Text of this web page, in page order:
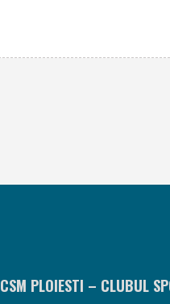
CSM PLOIESTI – CLUBUL